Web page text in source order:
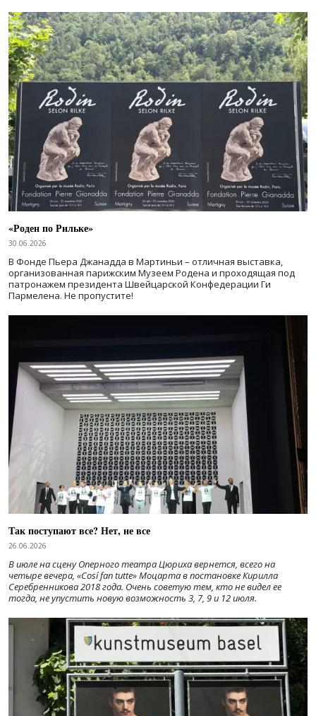
«Роден по Рильке»
30.06.2026
В Фонде Пьера Джанадда в Мартиньи – отличная выставка,
организованная парижским Музеем Родена и проходящая под
патронажем президента Швейцарской Конфедерации Ги
Пармелена. Не пропустите!
Так поступают все? Нет, не все
26.06.2026
В июле на сцену Оперного театра Цюриха вернется, всего на
четыре вечера, «Cosí fan tutte» Моцарта в постановке Кирилла
Серебренникова 2018 года. Очень советую тем, кто не видел ее
тогда, не упустить новую возможность 3, 7, 9 и 12 июля.